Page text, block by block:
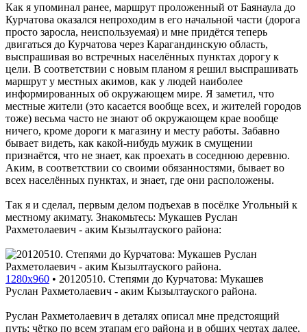
Как я упоминал ранее, маршрут проложенный от Баянаула до
Курчатова оказался непроходим в его начальной части (дорога
просто заросла, неиспользуемая) и мне придётся теперь
двигаться до Курчатова через Карагандинскую область,
выспрашивая во встречных населённых пунктах дорогу к
цели. В соответствии с новым планом я решил выспрашивать
маршрут у местных акимов, как у людей наиболее
информированных об окружающем мире. Я заметил, что
местные жители (это касается вообще всех, и жителей городов
тоже) весьма часто не знают об окружающем крае вообще
ничего, кроме дороги к магазину и месту работы. Забавно
бывает видеть, как какой-нибудь мужик в смущении
признаётся, что не знает, как проехать в соседнюю деревню.
Аким, в соответствии со своими обязанностями, бывает во
всех населённых пунктах, и знает, где они расположены.
Так я и сделал, первым делом подъехав в посёлке Угольный к
местному акимату. Знакомьтесь: Мукашев Руслан
Рахметолаевич - аким Кызылтауского района:
1280x960 • 20120510. Степями до Курчатова: Мукашев
Руслан Рахметолаевич - аким Кызылтауского района.
Руслан Рахметолаевич в деталях описал мне предстоящий
путь; чётко по всем этапам его района и в общих чертах далее.